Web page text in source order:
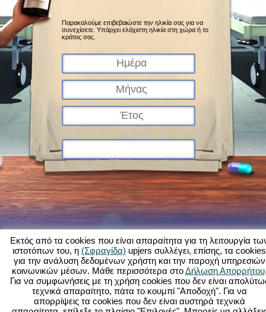
Παρακαλούμε επιβεβαιώστε την ηλικία σας για να
συνεχίσετε. Υπάρχει ελάχιστη ηλικία στη χώρα ή το
κράτος σας.
Τι είναι το Kapi Hospital; Ιστορία Χαρακτηριστικά Εικόνες
Κανόνες
Φόρουμ
Όροι χρήσης Προστασία δεδομένων
Νομικά στοιχεία
Υποστήριξη Πελατών
Παιχνίδια φυλλομετρητή - Upjers.com
Διαχείριση Cookies
Εκτός από τα cookies που είναι απαραίτητα για τη λειτουργία
ιστοτόπων του, η (Σφραγίδα) upjers συλλέγει, επίσης, τα cookies
για την ανάλυση δεδομένων χρήστη και την παροχή υπηρεσιών
κοινωνικών μέσων. Μάθε περισσότερα στοΔήλωση Απορρήτου
Για να συμφωνήσεις με τη χρήση cookies που δεν είναι
τεχνικά απαραίτητο, πάτα το κουμπί "Αποδοχή". Για να
απορρίψεις τα cookies που δεν είναι αυστηρά τεχνικά